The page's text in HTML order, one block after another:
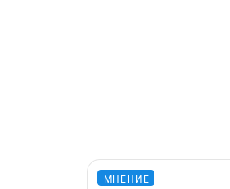
МНЕНИЕ